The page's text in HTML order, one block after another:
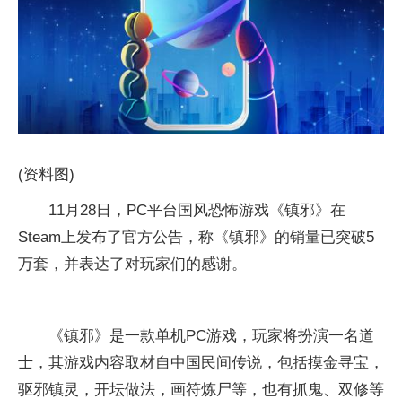
(资料图)
11月28日，PC平台国风恐怖游戏《镇邪》在
Steam上发布了官方公告，称《镇邪》的销量已突破5
万套，并表达了对玩家们的感谢。
《镇邪》是一款单机PC游戏，玩家将扮演一名道
士，其游戏内容取材自中国民间传说，包括摸金寻宝，
驱邪镇灵，开坛做法，画符炼尸等，也有抓鬼、双修等